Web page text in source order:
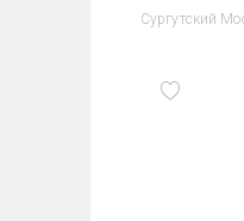
Сургутский